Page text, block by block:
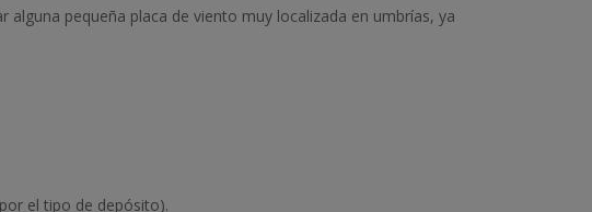
pequeña placa de viento muy localizada en umbrías, ya
el tipo de depósito).